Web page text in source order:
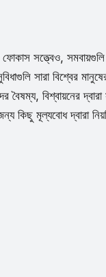
সত্ত্বেও,
সারা বিশ্বের
বৈষম্য, বিশ্বায়নের
কিছু মূল্যবোধ দ্বারা